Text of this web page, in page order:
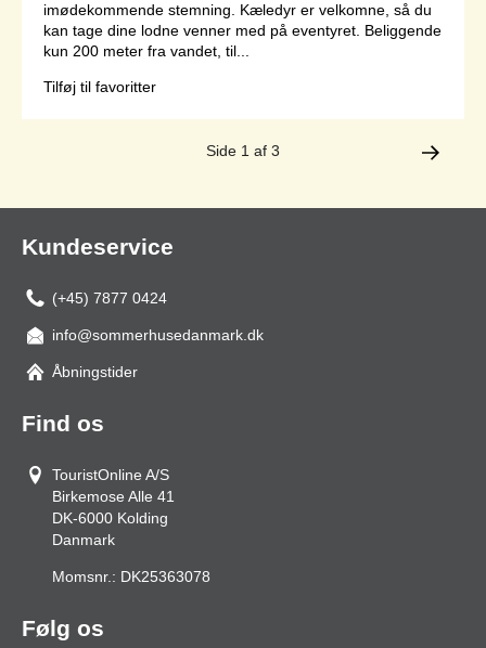
imødekommende stemning. Kæledyr er velkomne, så du
kan tage dine lodne venner med på eventyret. Beliggende
kun 200 meter fra vandet, til...
Tilføj til favoritter
Side 1 af 3
Kundeservice
(+45) 7877 0424
info@sommerhusedanmark.dk
Åbningstider
Find os
TouristOnline A/S
Birkemose Alle 41
DK-6000 Kolding
Danmark
Momsnr.: DK25363078
Følg os